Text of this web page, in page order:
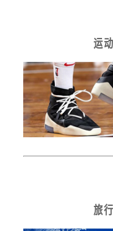
运 动
旅 行